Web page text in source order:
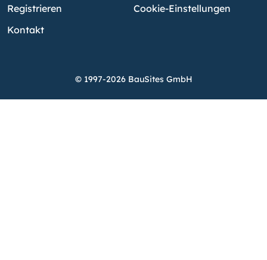
Registrieren
Kontakt
Cookie-Einstellungen
© 1997-2026 BauSites GmbH